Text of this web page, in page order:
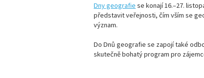
Dny geografie se konají 16.–27.
představit veřejnosti, čím vším se
význam.
Do Dnů geografie se zapojí také
skutečně bohatý program pro